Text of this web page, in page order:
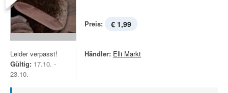
Preis: € 1,99
Leider verpasst!
Gültig: 17.10. -
23.10.
Händler: Elli Markt